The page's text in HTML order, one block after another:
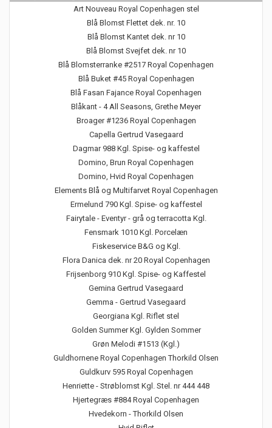
Art Nouveau Royal Copenhagen stel
Blå Blomst Flettet dek. nr. 10
Blå Blomst Kantet dek. nr 10
Blå Blomst Svejfet dek. nr 10
Blå Blomsterranke #2517 Royal Copenhagen
Blå Buket #45 Royal Copenhagen
Blå Fasan Fajance Royal Copenhagen
Blåkant - 4 All Seasons, Grethe Meyer
Broager #1236 Royal Copenhagen
Capella Gertrud Vasegaard
Dagmar 988 Kgl. Spise- og kaffestel
Domino, Brun Royal Copenhagen
Domino, Hvid Royal Copenhagen
Elements Blå og Multifarvet Royal Copenhagen
Ermelund 790 Kgl. Spise- og kaffestel
Fairytale - Eventyr - grå og terracotta Kgl.
Fensmark 1010 Kgl. Porcelæn
Fiskeservice B&G og Kgl.
Flora Danica dek. nr 20 Royal Copenhagen
Frijsenborg 910 Kgl. Spise- og Kaffestel
Gemina Gertrud Vasegaard
Gemma - Gertrud Vasegaard
Georgiana Kgl. Riflet stel
Golden Summer Kgl. Gylden Sommer
Grøn Melodi #1513 (Kgl.)
Guldhornene Royal Copenhagen Thorkild Olsen
Guldkurv 595 Royal Copenhagen
Henriette - Strøblomst Kgl. Stel. nr 444 448
Hjertegræs #884 Royal Copenhagen
Hvedekorn - Thorkild Olsen